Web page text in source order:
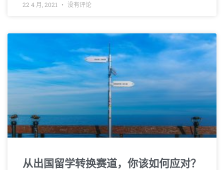
22 4 月, 2021 没有评论
从出国留学转换赛道，你该如何应对？